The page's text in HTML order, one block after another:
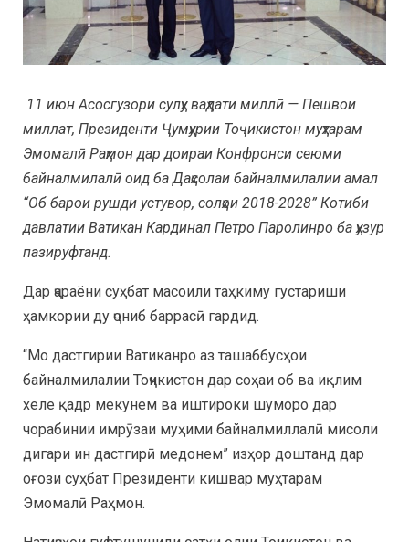
11 июн Асосгузори сулҳу ваҳдати миллӣ — Пешвои
миллат, Президенти Ҷумҳурии Тоҷикистон муҳтарам
Эмомалӣ Раҳмон дар доираи Конфронси сеюми
байналмилалӣ оид ба Даҳсолаи байналмилалии амал
“Об барои рушди устувор, солҳои 2018-2028” Котиби
давлатии Ватикан Кардинал Петро Паролинро ба ҳузур
пазируфтанд.
Дар ҷараёни суҳбат масоили таҳкиму густариши
ҳамкории ду ҷониб баррасӣ гардид.
“Мо дастгирии Ватиканро аз ташаббусҳои
байналмилалии Тоҷикистон дар соҳаи об ва иқлим
хеле қадр мекунем ва иштироки шуморо дар
чорабинии имрӯзаи муҳими байналмиллалӣ мисоли
дигари ин дастгирӣ медонем” изҳор доштанд дар
оғози суҳбат Президенти кишвар муҳтарам
Эмомалӣ Раҳмон.